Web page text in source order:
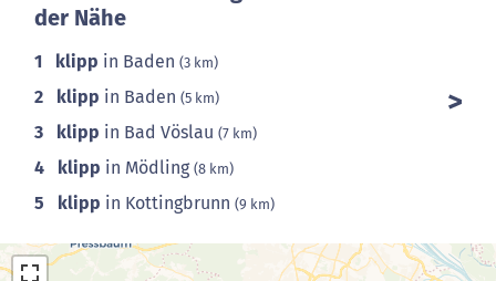
der Nähe
1 klipp in Baden (3 km)
2 klipp in Baden (5 km)
3 klipp in Bad Vöslau (7 km)
4 klipp in Mödling (8 km)
5 klipp in Kottingbrunn (9 km)